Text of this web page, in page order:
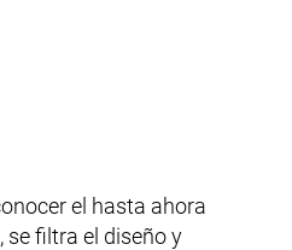
el hasta ahora
, se filtra el diseño y